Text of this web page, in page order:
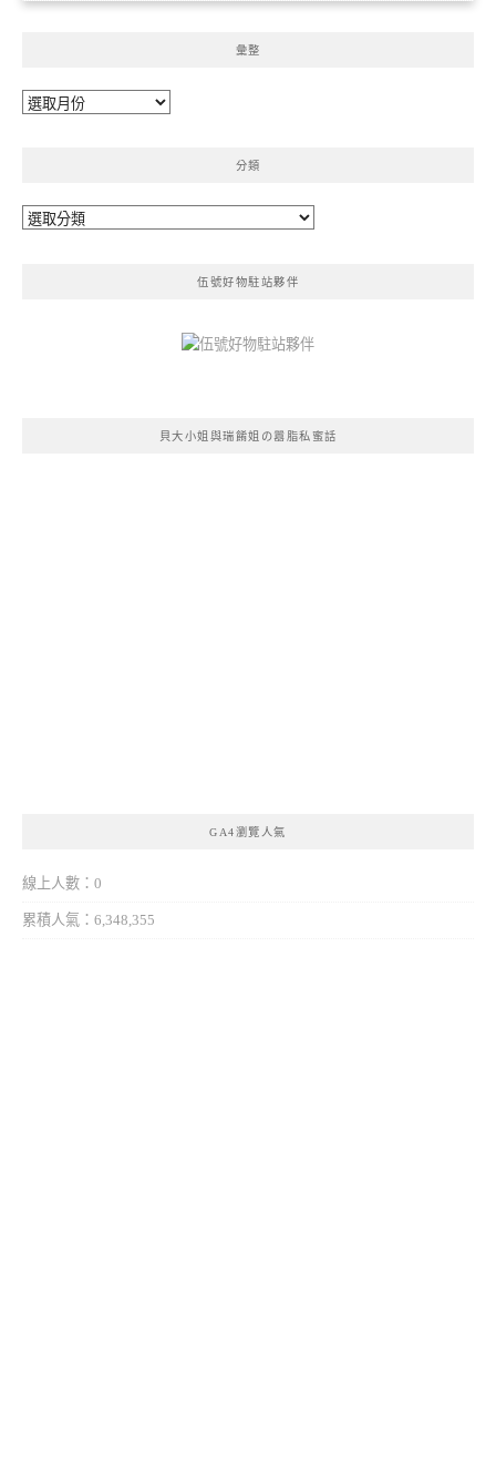
彙整
彙
分類
分
伍號好物駐站夥伴
貝大小姐與瑞餚姐の囂脂私蜜話
GA4瀏覽人氣
線上人數：0
累積人氣：6,348,355